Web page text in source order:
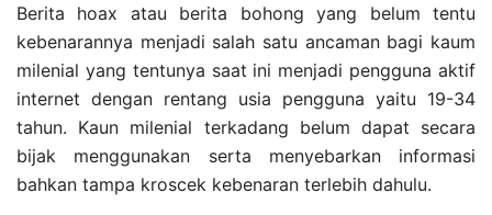
Berita hoax atau berita bohong yang belum tentu
kebenarannya menjadi salah satu ancaman bagi kaum
milenial yang tentunya saat ini menjadi pengguna aktif
internet dengan rentang usia pengguna yaitu 19-34
tahun. Kaun milenial terkadang belum dapat secara
bijak menggunakan serta menyebarkan informasi
bahkan tampa kroscek kebenaran terlebih dahulu.